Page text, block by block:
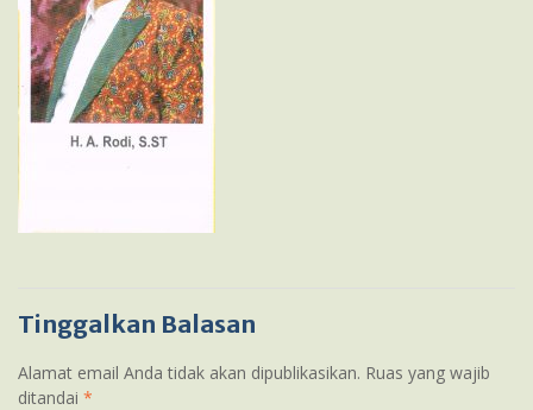
Tinggalkan Balasan
Alamat email Anda tidak akan dipublikasikan. Ruas yang wajib
ditandai *